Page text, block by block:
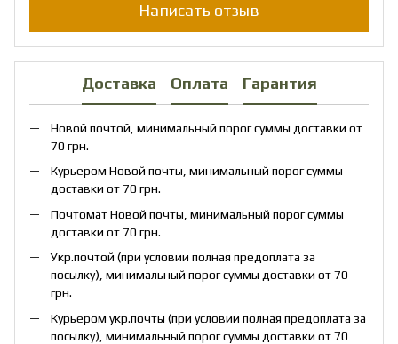
Написать отзыв
Доставка Оплата Гарантия
Новой почтой, минимальный порог суммы доставки от
70 грн.
Курьером Новой почты, минимальный порог суммы
доставки от 70 грн.
Почтомат Новой почты, минимальный порог суммы
доставки от 70 грн.
Укр.почтой (при условии полная предоплата за
посылку), минимальный порог суммы доставки от 70
грн.
Курьером укр.почты (при условии полная предоплата за
посылку), минимальный порог суммы доставки от 70